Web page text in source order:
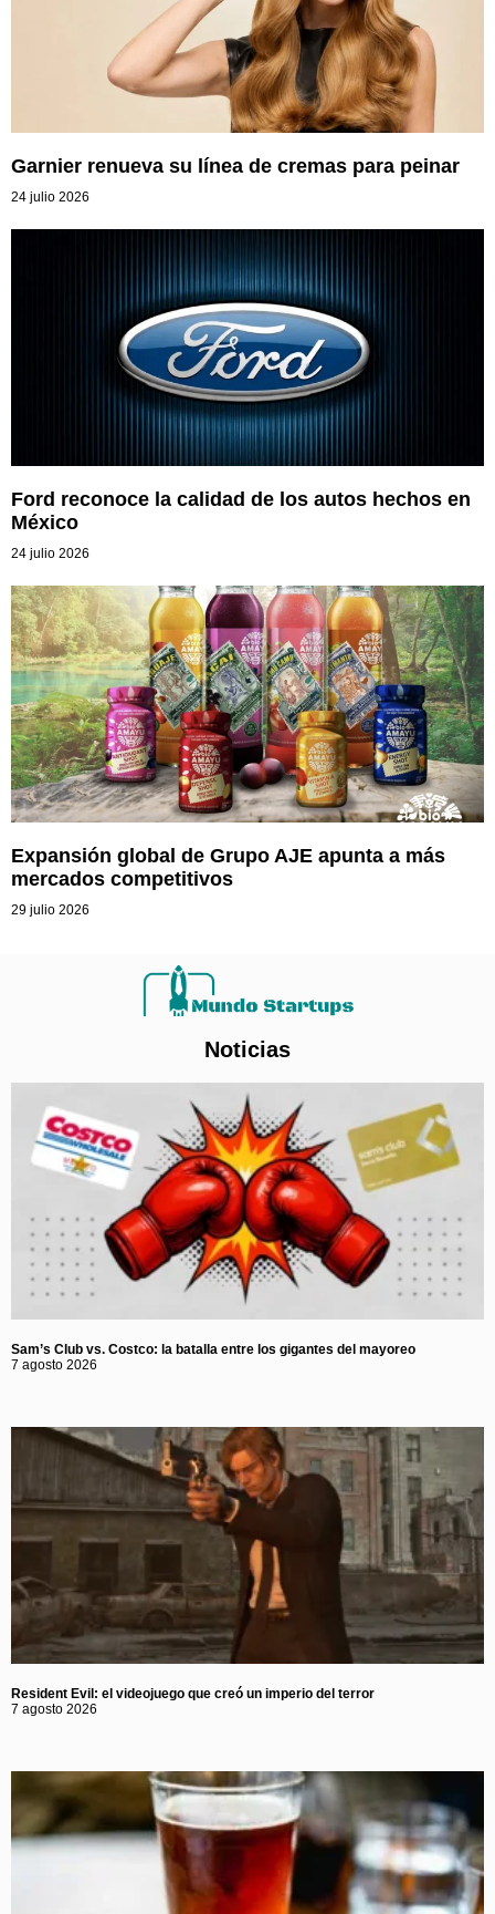
Garnier renueva su línea de cremas para peinar
24 julio 2026
Ford reconoce la calidad de los autos hechos en
México
24 julio 2026
Expansión global de Grupo AJE apunta a más
mercados competitivos
29 julio 2026
Noticias
Sam’s Club vs. Costco: la batalla entre los gigantes del mayoreo
7 agosto 2026
Resident Evil: el videojuego que creó un imperio del terror
7 agosto 2026